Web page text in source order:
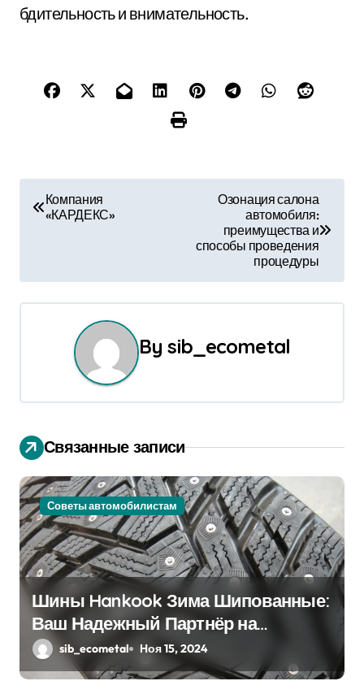
бдительность и внимательность.
и
ц
и
я
п
о
з
а
п
и
Компания
«КАРДЕКС»
Озонация салона
автомобиля:
преимущества и
способы проведения
процедуры
Bysib_ecometal
Связанные записи
Советы автомобилистам
Шины Hankook Зима Шипованные:
Ваш Надежный Партнёр на
Снежных Дорогах
sib_ecometal Ноя 15, 2024